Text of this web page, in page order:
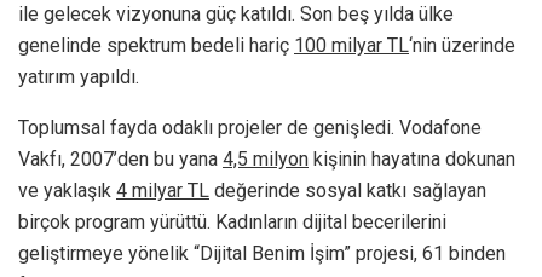
ile gelecek vizyonuna güç katıldı. Son beş yılda ülke
genelinde spektrum bedeli hariç 100 milyar TL‘nin üzerinde
yatırım yapıldı.
Toplumsal fayda odaklı projeler de genişledi. Vodafone
Vakfı, 2007’den bu yana 4,5 milyon kişinin hayatına dokunan
ve yaklaşık 4 milyar TL değerinde sosyal katkı sağlayan
birçok program yürüttü. Kadınların dijital becerilerini
geliştirmeye yönelik “Dijital Benim İşim” projesi, 61 binden